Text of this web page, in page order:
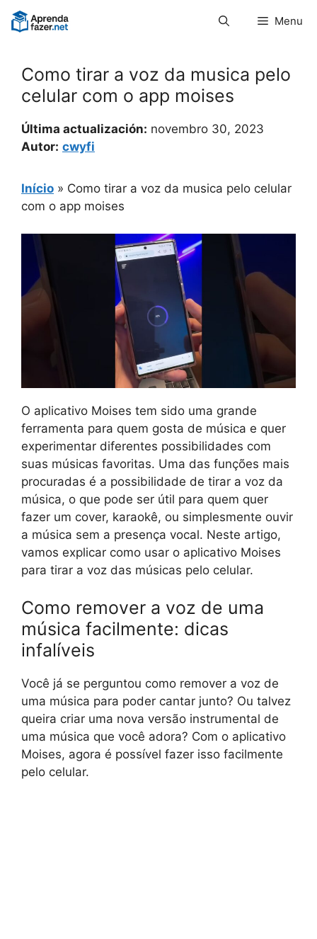
Pular
para
Menu
Como tirar a voz da musica pelo
celular com o app moises
Última actualización: novembro 30, 2023
Autor: cwyfi
Início » Como tirar a voz da musica pelo celular
com o app moises
O aplicativo Moises tem sido uma grande
ferramenta para quem gosta de música e quer
experimentar diferentes possibilidades com
suas músicas favoritas. Uma das funções mais
procuradas é a possibilidade de tirar a voz da
música, o que pode ser útil para quem quer
fazer um cover, karaokê, ou simplesmente ouvir
a música sem a presença vocal. Neste artigo,
vamos explicar como usar o aplicativo Moises
para tirar a voz das músicas pelo celular.
Como remover a voz de uma
música facilmente: dicas
infalíveis
Você já se perguntou como remover a voz de
uma música para poder cantar junto? Ou talvez
queira criar uma nova versão instrumental de
uma música que você adora? Com o aplicativo
Moises, agora é possível fazer isso facilmente
pelo celular.